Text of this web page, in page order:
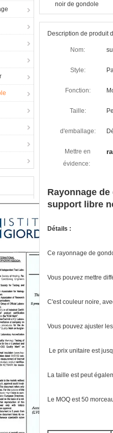
noir de gondole
Description de produit
Nom:
Style:
Fonction:
Taille:
d'emballage:
Mettre en
évidence:
Rayonnage
support libre
Détails :
Ce rayonnage de
Vous pouvez mettre
C'est couleur noire,
Vous pouvez ajuster
Le prix unitaire est
La taille est peut
Le MOQ est 50